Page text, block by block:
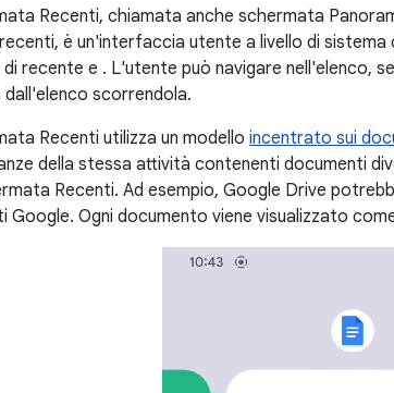
Recenti, chiamata anche schermata
è un'interfaccia utente a livello di
recente e . L'utente può navigare nell'elenco,
scorrendola.
Recenti utilizza un modello incentrato sui
della stessa attività contenenti documenti
Recenti. Ad esempio, Google Drive
Google. Ogni documento viene visualizzato